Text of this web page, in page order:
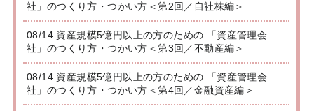
社」のつくり方・つかい方＜第2回／自社株編＞
08/14 資産規模5億円以上の方のための 「資産管理会
社」のつくり方・つかい方＜第3回／不動産編＞
08/14 資産規模5億円以上の方のための 「資産管理会
社」のつくり方・つかい方＜第4回／金融資産編＞